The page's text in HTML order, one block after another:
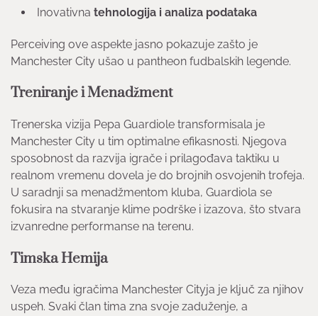
Inovativna tehnologija i analiza podataka
Perceiving ove aspekte jasno pokazuje zašto je
Manchester City ušao u pantheon fudbalskih legende.
Treniranje i Menadžment
Trenerska vizija Pepa Guardiole transformisala je
Manchester City u tim optimalne efikasnosti. Njegova
sposobnost da razvija igrače i prilagođava taktiku u
realnom vremenu dovela je do brojnih osvojenih trofeja.
U saradnji sa menadžmentom kluba, Guardiola se
fokusira na stvaranje klime podrške i izazova, što stvara
izvanredne performanse na terenu.
Timska Hemija
Veza među igračima Manchester Cityja je ključ za njihov
uspeh. Svaki član tima zna svoje zaduženje, a